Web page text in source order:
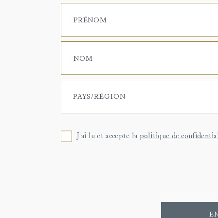
PRÉNOM
NOM
J'ai lu et accepte la politique de